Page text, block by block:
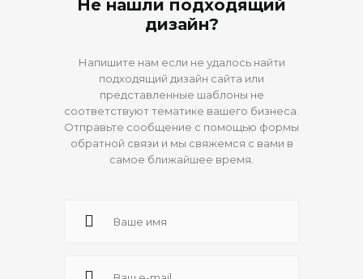
Не нашли подходящий
дизайн?
Напишите нам если не удалось найти
подходящий дизайн сайта или
представленные шаблоны не
соответствуют тематике вашего бизнеса.
Отправьте сообщение с помощью формы
обратной связи и мы свяжемся с вами в
самое ближайшее время.